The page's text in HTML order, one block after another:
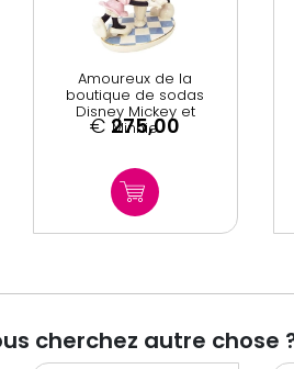
Amoureux de la
boutique de sodas
Disney Mickey et
Minnie
€ 275,00
cherchez autre chose